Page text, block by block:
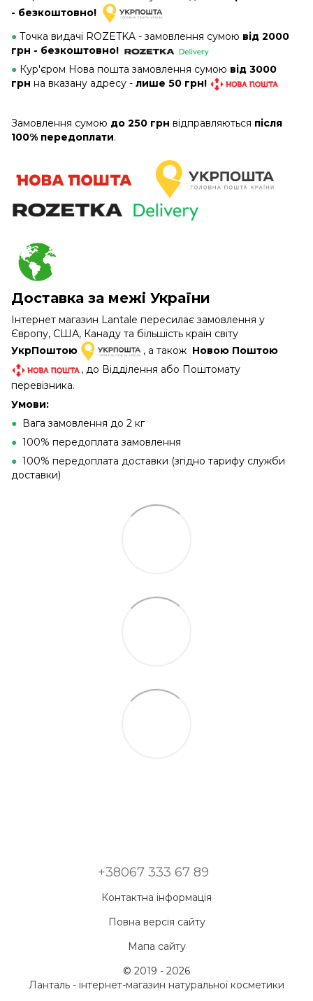
- безкоштовно!
● Точка видачі ROZETKA - замовлення сумою від 2000
грн - безкоштовно!
● Кур'єром Нова пошта замовлення сумою від 3000
грн на вказану адресу - лише 50 грн!
Замовлення сумою до 250 грн відправляються після
100% передоплати.
Доставка за межі України
Інтернет магазин Lantale пересилає замовлення у
Європу, США, Канаду та більшість країн світу
УкрПоштою
, а також Новою Поштою
, до Відділення або Поштомату
перевізника.
Умови:
● Вага замовлення до 2 кг
● 100% передоплата замовлення
● 100% передоплата доставки (згідно тарифу служби
доставки)
+38067 333 67 89
Контактна інформація
Повна версія сайту
Мапа сайту
© 2019 - 2026
Ланталь - інтернет-магазин натуральної косметики